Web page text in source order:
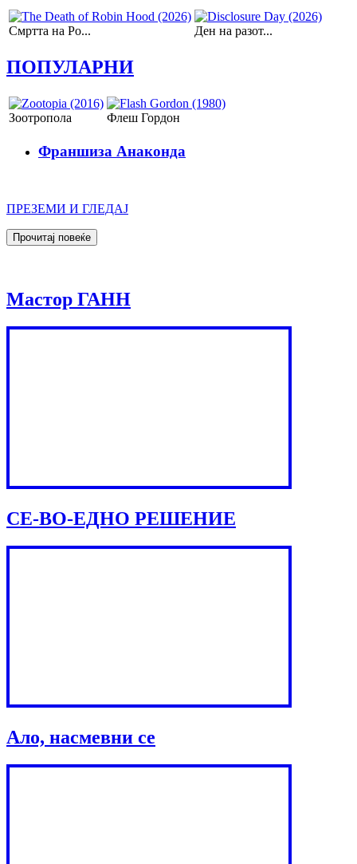
Смртта на Ро... Ден на разот...
ПОПУЛАРНИ
Зоотропола Флеш Гордон
Франшиза Анаконда
ПРЕЗЕМИ И ГЛЕДАЈ
Мастор ГАНН
СЕ-ВО-ЕДНО РЕШЕНИЕ
Ало, насмевни се